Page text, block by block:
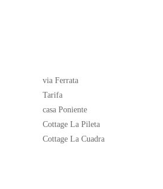
via Ferrata
Tarifa
casa Poniente
Cottage La Pileta
Cottage La Cuadra